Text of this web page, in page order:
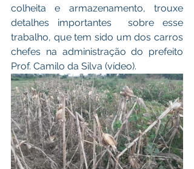
colheita e armazenamento, trouxe
detalhes importantes  sobre esse
trabalho, que tem sido um dos carros
chefes na administração do prefeito
Prof. Camilo da Silva (vídeo).